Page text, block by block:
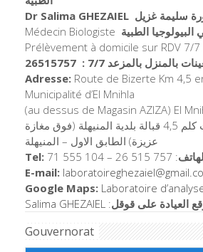
Dr Salima GHEZAIEL سليمة غزيل
Médecin Biologiste الطبية
Prélèvement à domicile sur RDV 7/
Adresse: Route de Bizerte Km 4,5
Municipalité d’El Mnihla
(au dessus de Magasin AZIZA) El
طريق بنزرت كلم 4,5 قبالة بلدية المنيهلة (فوق مغازة
عزيزة) الطابق الاول – المنيهلة
Tel: 71 555 104 – 26 515 757 :
E-mail: laboratoireghezaiel@
Google Maps: Laboratoire
Salima GHEZAIEL :العيادة على قوقل
Gouvernorat